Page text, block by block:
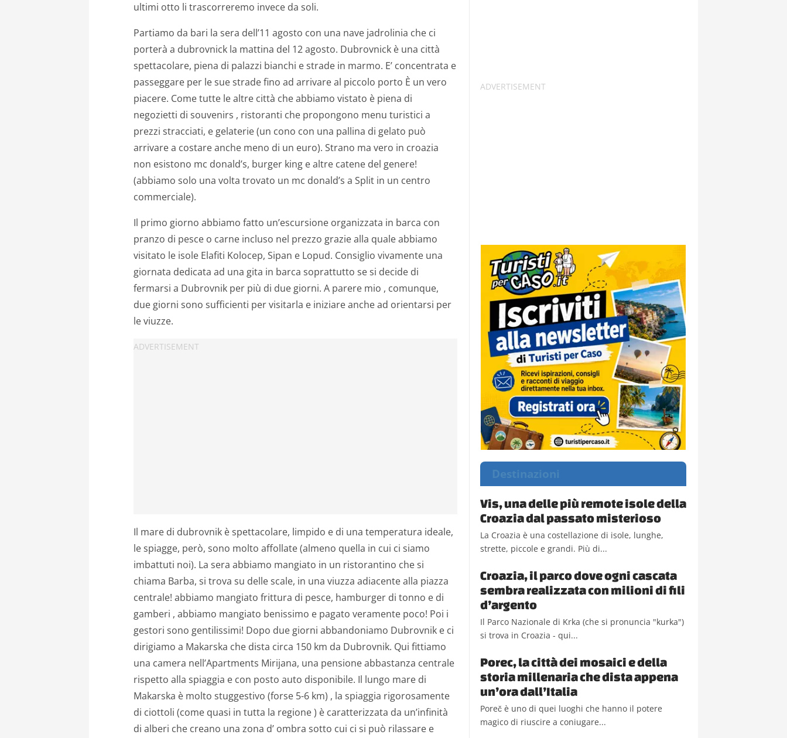
ultimi otto li trascorreremo invece da soli.
Partiamo da bari la sera dell’11 agosto con una nave jadrolinia che ci
porterà a dubrovnick la mattina del 12 agosto. Dubrovnick è una città
spettacolare, piena di palazzi bianchi e strade in marmo. E’ concentrata e
passeggare per le sue strade fino ad arrivare al piccolo porto È un vero
piacere. Come tutte le altre città che abbiamo vistato è piena di
negozietti di souvenirs , ristoranti che propongono menu turistici a
prezzi stracciati, e gelaterie (un cono con una pallina di gelato può
arrivare a costare anche meno di un euro). Strano ma vero in croazia
non esistono mc donald’s, burger king e altre catene del genere!
(abbiamo solo una volta trovato un mc donald’s a Split in un centro
commerciale).
Il primo giorno abbiamo fatto un’escursione organizzata in barca con
pranzo di pesce o carne incluso nel prezzo grazie alla quale abbiamo
visitato le isole Elafiti Kolocep, Sipan e Lopud. Consiglio vivamente una
giornata dedicata ad una gita in barca soprattutto se si decide di
fermarsi a Dubrovnik per più di due giorni. A parere mio , comunque,
due giorni sono sufficienti per visitarla e iniziare anche ad orientarsi per
le viuzze.
Il mare di dubrovnik è spettacolare, limpido e di una temperatura ideale,
le spiagge, però, sono molto affollate (almeno quella in cui ci siamo
imbattuti noi). La sera abbiamo mangiato in un ristorantino che si
chiama Barba, si trova su delle scale, in una viuzza adiacente alla piazza
centrale! abbiamo mangiato frittura di pesce, hamburger di tonno e di
gamberi , abbiamo mangiato benissimo e pagato veramente poco! Poi i
gestori sono gentilissimi! Dopo due giorni abbandoniamo Dubrovnik e ci
dirigiamo a Makarska che dista circa 150 km da Dubrovnik. Qui fittiamo
una camera nell’Apartments Mirijana, una pensione abbastanza centrale
rispetto alla spiaggia e con posto auto disponibile. Il lungo mare di
Makarska è molto stuggestivo (forse 5-6 km) , la spiaggia rigorosamente
di ciottoli (come quasi in tutta la regione ) è caratterizzata da un’infinità
di alberi che creano una zona d’ ombra sotto cui ci si può rilassare e
Destinazioni
Vis, una delle più remote isole della
Croazia dal passato misterioso
La Croazia è una costellazione di isole, lunghe,
strette, piccole e grandi. Più di...
Croazia, il parco dove ogni cascata
sembra realizzata con milioni di fili
d’argento
Il Parco Nazionale di Krka (che si pronuncia "kurka")
si trova in Croazia - qui...
Porec, la città dei mosaici e della
storia millenaria che dista appena
un’ora dall’Italia
Poreč è uno di quei luoghi che hanno il potere
magico di riuscire a coniugare...